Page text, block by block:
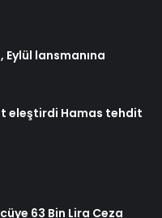
Eylül lansmanına
eleştirdi Hamas tehdit
63 Bin Lira Ceza